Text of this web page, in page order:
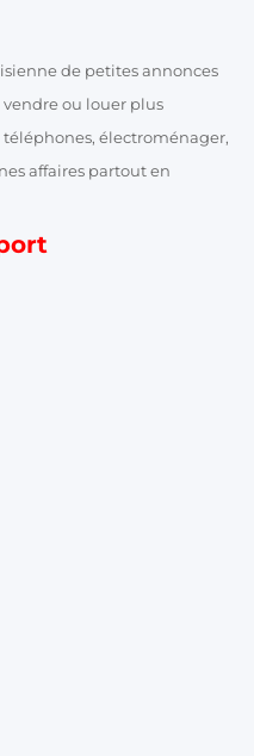
de petites annonces
ou louer plus
électroménager,
affaires partout en